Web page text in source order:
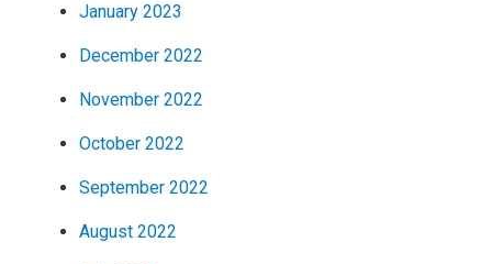
January 2023
December 2022
November 2022
October 2022
September 2022
August 2022